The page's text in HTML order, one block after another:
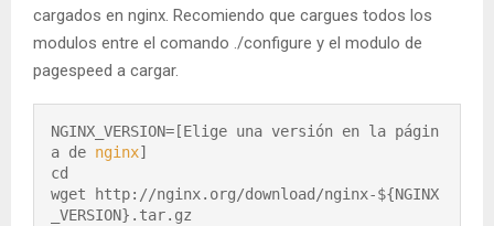
cargados en nginx. Recomiendo que cargues todos los
modulos entre el comando ./configure y el modulo de
pagespeed a cargar.
NGINX_VERSION=[Elige una versión en la págin
a de nginx]
cd
wget http://nginx.org/download/nginx-${NGINX
_VERSION}.tar.gz